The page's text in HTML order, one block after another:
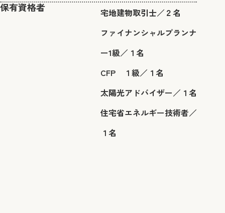
保有資格者
宅地建物取引士／２名
ファイナンシャルプランナ
ー1級／１名
CFP １級／１名
​太陽光アドバイザー／１名
​住宅省エネルギー技術者／
１名